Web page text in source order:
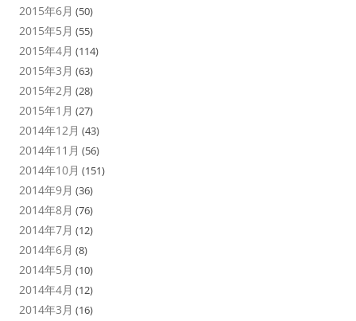
2015年6月 (50)
2015年5月 (55)
2015年4月 (114)
2015年3月 (63)
2015年2月 (28)
2015年1月 (27)
2014年12月 (43)
2014年11月 (56)
2014年10月 (151)
2014年9月 (36)
2014年8月 (76)
2014年7月 (12)
2014年6月 (8)
2014年5月 (10)
2014年4月 (12)
2014年3月 (16)